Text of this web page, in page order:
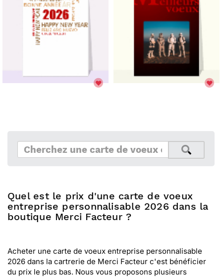
Quel est le prix d'une carte de voeux
entreprise personnalisable 2026 dans la
boutique Merci Facteur ?
Acheter une carte de voeux entreprise personnalisable
2026 dans la cartrerie de Merci Facteur c'est bénéficier
du prix le plus bas. Nous vous proposons plusieurs